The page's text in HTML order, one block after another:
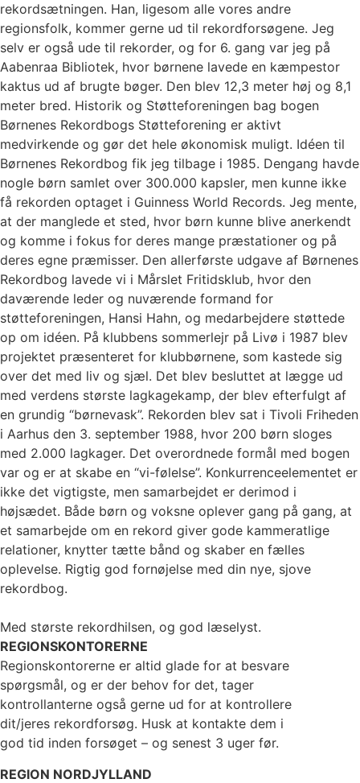
rekordsætningen. Han, ligesom alle vores andre
regionsfolk, kommer gerne ud til rekordforsøgene. Jeg
selv er også ude til rekorder, og for 6. gang var jeg på
Aabenraa Bibliotek, hvor børnene lavede en kæmpestor
kaktus ud af brugte bøger. Den blev 12,3 meter høj og 8,1
meter bred. Historik og Støtteforeningen bag bogen
Børnenes Rekordbogs Støtteforening er aktivt
medvirkende og gør det hele økonomisk muligt. Idéen til
Børnenes Rekordbog fik jeg tilbage i 1985. Dengang havde
nogle børn samlet over 300.000 kapsler, men kunne ikke
få rekorden optaget i Guinness World Records. Jeg mente,
at der manglede et sted, hvor børn kunne blive anerkendt
og komme i fokus for deres mange præstationer og på
deres egne præmisser. Den allerførste udgave af Børnenes
Rekordbog lavede vi i Mårslet Fritidsklub, hvor den
daværende leder og nuværende formand for
støtteforeningen, Hansi Hahn, og medarbejdere støttede
op om idéen. På klubbens sommerlejr på Livø i 1987 blev
projektet præsenteret for klubbørnene, som kastede sig
over det med liv og sjæl. Det blev besluttet at lægge ud
med verdens største lagkagekamp, der blev efterfulgt af
en grundig “børnevask”. Rekorden blev sat i Tivoli Friheden
i Aarhus den 3. september 1988, hvor 200 børn sloges
med 2.000 lagkager. Det overordnede formål med bogen
var og er at skabe en “vi-følelse”. Konkurrenceelementet er
ikke det vigtigste, men samarbejdet er derimod i
højsædet. Både børn og voksne oplever gang på gang, at
et samarbejde om en rekord giver gode kammeratlige
relationer, knytter tætte bånd og skaber en fælles
oplevelse. Rigtig god fornøjelse med din nye, sjove
rekordbog.
Med største rekordhilsen, og god læselyst.
REGIONSKONTORERNE
Regionskontorerne er altid glade for at besvare
spørgsmål, og er der behov for det, tager
kontrollanterne også gerne ud for at kontrollere
dit/jeres rekordforsøg. Husk at kontakte dem i
god tid inden forsøget – og senest 3 uger før.
REGION NORDJYLLAND